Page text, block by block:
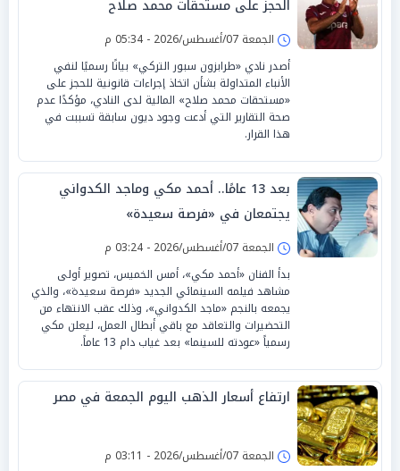
الحجز على مستحقات محمد صلاح
الجمعة 07/أغسطس/2026 - 05:34 م
أصدر نادي «طرابزون سبور التركي» بيانًا رسميًا لنفي
الأنباء المتداولة بشأن اتخاذ إجراءات قانونية للحجز على
«مستحقات محمد صلاح» المالية لدى النادي، مؤكدًا عدم
صحة التقارير التي أدعت وجود ديون سابقة تسببت في
هذا القرار.
بعد 13 عامًا.. أحمد مكي وماجد الكدواني
يجتمعان في «فرصة سعيدة»
الجمعة 07/أغسطس/2026 - 03:24 م
بدأ الفنان «أحمد مكي»، أمس الخميس، تصوير أولى
مشاهد فيلمه السينمائي الجديد «فرصة سعيدة»، والذي
يجمعه بالنجم «ماجد الكدواني»، وذلك عقب الانتهاء من
التحضيرات والتعاقد مع باقي أبطال العمل، ليعلن مكي
رسمياً «عودته للسينما» بعد غياب دام 13 عاماً.
ارتفاع أسعار الذهب اليوم الجمعة في مصر
الجمعة 07/أغسطس/2026 - 03:11 م